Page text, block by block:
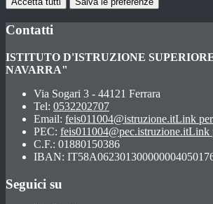
Contatti
ISTITUTO D'ISTRUZIONE
NAVARRA"
Via Sogari 3 - 44121 Ferrara
Tel: 0532202707
Email: feis011004@istruzione.itLink
PEC: feis011004@pec.istruzione.itLink
C.F.: 01880150386
IBAN:
Seguici su